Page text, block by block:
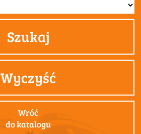
Szukaj
Wyczyść
Wróć
do katalogu